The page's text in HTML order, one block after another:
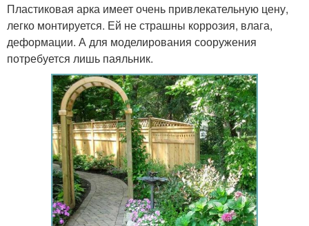
Пластиковая арка имеет очень привлекательную цену,
легко монтируется. Ей не страшны коррозия, влага,
деформации. А для моделирования сооружения
потребуется лишь паяльник.